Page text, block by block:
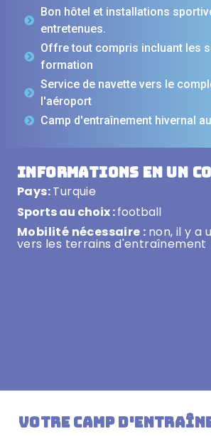
Bon hôtel et installations
entretenues.
Offre tout compris incluant les
formation
Service de navette vers le
l'aéroport
Camp d'entraînement hivernal
Informations en un
Pays:Turquie
Sports au choix :football
Mobilité nécessaire : non, il y a
vers les terrains d'entraînement
Votre camp